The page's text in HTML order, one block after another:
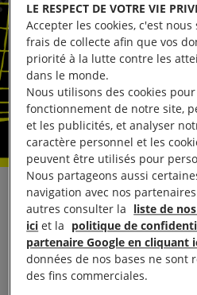
Point presse de lancement
sous embargo jusqu’au
Mardi 26 novembre 2019 de
LE RESPECT DE VOTRE VIE
Accepter les cookies, c'est
frais de collecte afin que vos
priorité à la lutte contre les
dans le monde.
Nous utilisons des cookies
fonctionnement de notre site,
et les publicités, et analyser
caractère personnel et les
peuvent être utilisés pour
Nous partageons aussi
navigation avec nos
autres consulter la liste de
ici et la politique de
partenaire Google en cliquant
données de nos bases ne sont
des fins commerciales.